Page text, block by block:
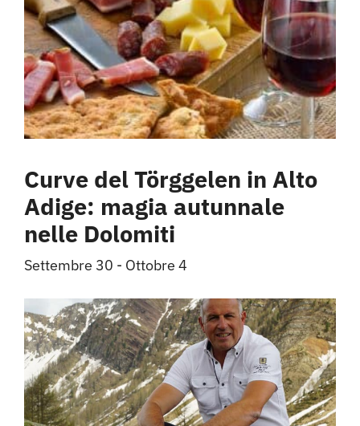
Curve del Törggelen in Alto
Adige: magia autunnale
nelle Dolomiti
Settembre 30 - Ottobre 4